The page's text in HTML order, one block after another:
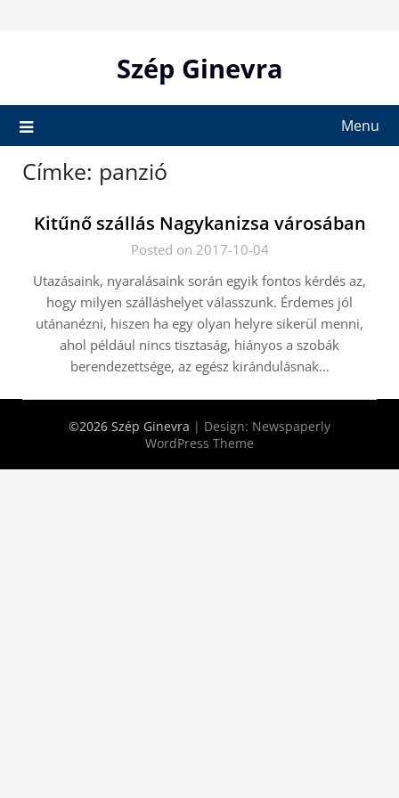
Szép Ginevra
Menu
Címke: panzió
Kitűnő szállás Nagykanizsa városában
Posted on 2017-10-04
Utazásaink, nyaralásaink során egyik fontos kérdés az,
hogy milyen szálláshelyet válasszunk. Érdemes jól
utánanézni, hiszen ha egy olyan helyre sikerül menni,
ahol például nincs tisztaság, hiányos a szobák
berendezettsége, az egész kirándulásnak…
©2026 Szép Ginevra | Design: Newspaperly
WordPress Theme